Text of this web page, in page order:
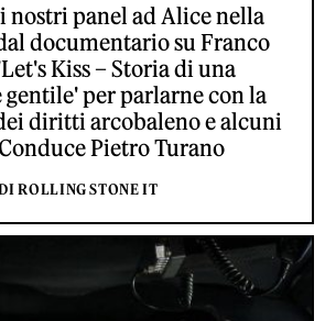
nostri panel ad Alice nella
documentario su Franco
Kiss – Storia di una
per parlarne con la
diritti arcobaleno e alcuni
Pietro Turano
ROLLING STONE IT